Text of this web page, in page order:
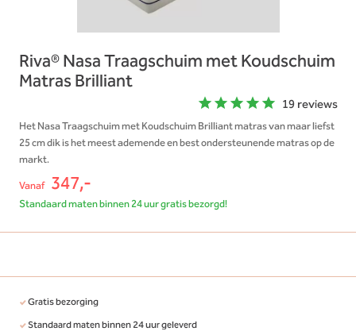
Riva® Nasa Traagschuim met Koudschuim
Matras Brilliant
19 reviews
Het Nasa Traagschuim met Koudschuim Brilliant matras van maar liefst
25 cm dik is het meest ademende en best ondersteunende matras op de
markt.
Vanaf 347,-
Standaard maten binnen 24 uur gratis bezorgd!
Gratis bezorging
Standaard maten binnen 24 uur geleverd